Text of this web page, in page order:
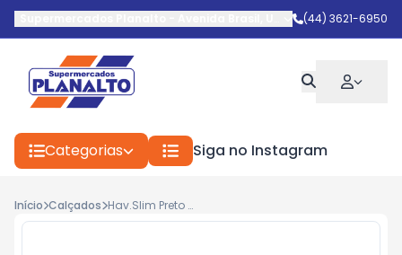
Umuarama- PR
(44) 3621-6950
Categorias Siga no Instagram
Início Calçados Hav.Slim Preto 39/0